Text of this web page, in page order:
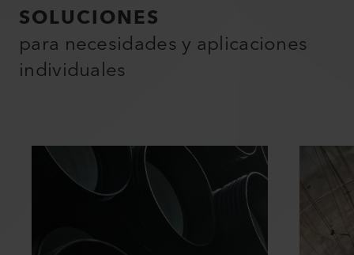
SOLUCIONES
para necesidades y aplicaciones
individuales